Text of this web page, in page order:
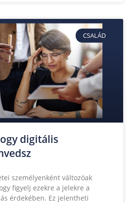
CSALÁD
digitális
személyenként változóak
figyelj ezekre a jelekre a
érdekében. Ez jelentheti